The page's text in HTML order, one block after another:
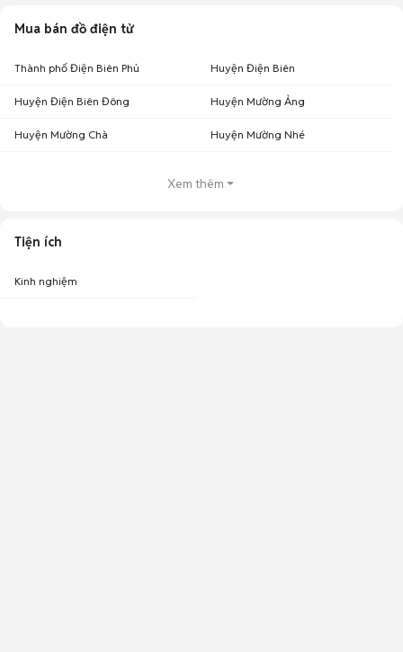
Mua bán đồ điện tử
Thành phố Điện Biên Phủ Huyện Điện Biên
Huyện Điện Biên Đông Huyện Mường Ảng
Huyện Mường Chà Huyện Mường Nhé
Xem thêm
Tiện ích
Kinh nghiệm